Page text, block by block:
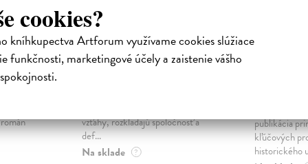
cookies?
kníhkupectva Artforum využívame cookies slúžiace
funkčnosti, marketingové účely a zaistenie vášho
Sociálne siete musia
byť zničené
vzťahy, rozkladajú spoločnosť a
def...
Na sklade ?
sme.
publikácia
kľúčových
historického